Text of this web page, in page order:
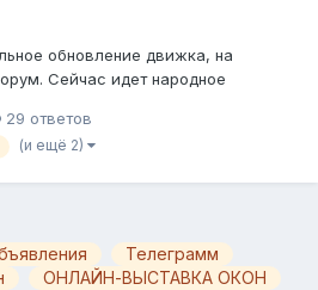
обновление движка, на
Сейчас идет народное
обновление под кодовым
тестирование, вы
29 ответов
(и ещё 2)
Телеграмм
ОНЛАЙН-ВЫСТАВКА ОКОН